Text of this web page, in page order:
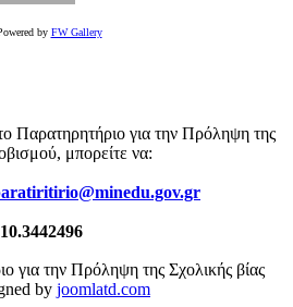
by FW Gallery
Παρατηρητήριο για την Πρόληψη της
μπορείτε να:
για την Πρόληψη της Σχολικής βίας
by joomlatd.com